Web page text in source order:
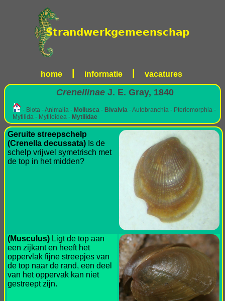
home informatie vacatures
Crenellinae J. E. Gray, 1840
- Biota - Animalia - Mollusca - Bivalvia - Autobranchia - Pteriomorphia -
Mytilida - Mytiloidea - Mytilidae
Geruite streepschelp
(Crenella decussata) Is de
schelp vrijwel symetrisch met
de top in het midden?
(Musculus) Ligt de top aan
een zijkant en heeft het
oppervlak fijne streepjes van
de top naar de rand, een deel
van het oppervak kan niet
gestreept zijn.